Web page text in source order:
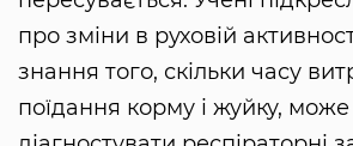
про зміни в руховій
знання того, скільки часу
поїдання корму і жуйку,